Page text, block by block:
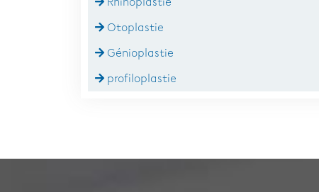
Otoplastie
Génioplastie
profiloplastie